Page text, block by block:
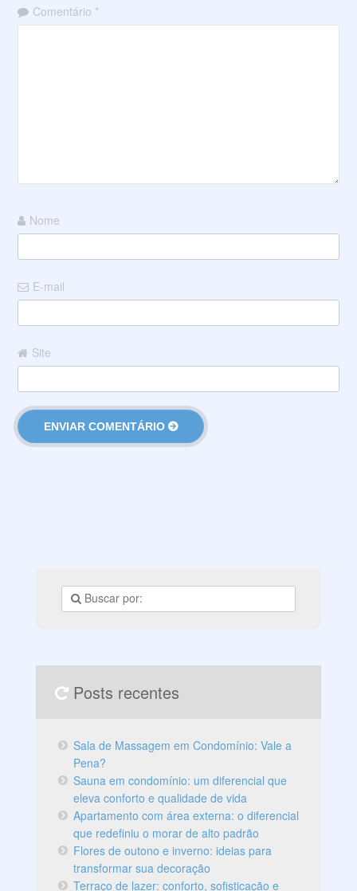
Comentário *
Nome
E-mail
Site
Posts recentes
Sala de Massagem em Condomínio: Vale a
Pena?
Sauna em condomínio: um diferencial que
eleva conforto e qualidade de vida
Apartamento com área externa: o diferencial
que redefiniu o morar de alto padrão
Flores de outono e inverno: ideias para
transformar sua decoração
Terraço de lazer: conforto, sofisticação e